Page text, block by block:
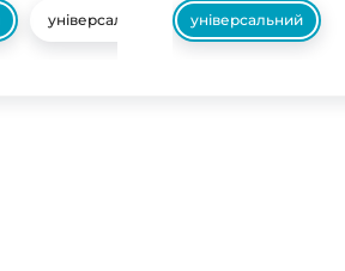
універсальний універсальний